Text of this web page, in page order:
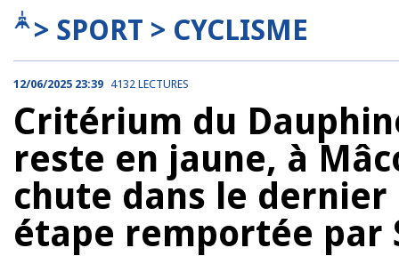
> SPORT > CYCLISME
12/06/2025 23:39 4132 LECTURES
Critérium du
reste en jaune, à
chute dans le
étape remportée par